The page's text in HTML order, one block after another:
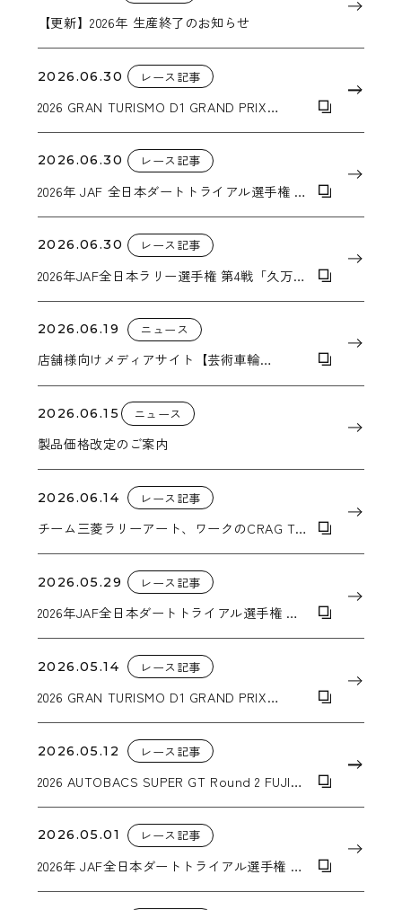
【更新】2026年 生産終了のお知らせ
2026.06.30 レース記事
2026 GRAN TURISMO D1 GRAND PRIX
2026.06.30 レース記事
2026年 JAF 全日本ダートトライアル選手権 第
2026.06.30 レース記事
2026年JAF全日本ラリー選手権 第4戦「久万高
2026.06.19 ニュース
店舗様向けメディアサイト【芸術車輪
2026.06.15 ニュース
製品価格改定のご案内
2026.06.14 レース記事
チーム三菱ラリーアート、ワークのCRAG T-
ーラリー連覇に向けて始動
2026.05.29 レース記事
2026年JAF全日本ダートトライアル選手権 第4
2026.05.14 レース記事
2026 GRAN TURISMO D1 GRAND PRIX
2026.05.12 レース記事
2026 AUTOBACS SUPER GT Round 2 FUJI
2026.05.01 レース記事
2026年 JAF全日本ダートトライアル選手権 第